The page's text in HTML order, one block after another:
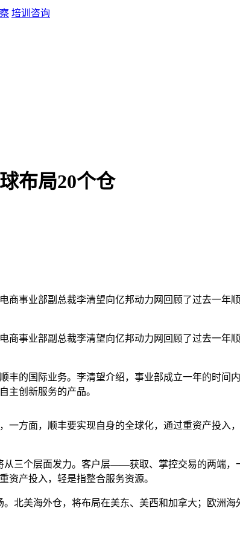
培训咨询
布局20个仓
商事业部副总裁李清望向亿邦动力网回顾了过去一年
商事业部副总裁李清望向亿邦动力网回顾了过去一年
丰的国际业务。李清望介绍，事业部成立一年的时
主创新服务的产品。
一方面，顺丰要实现自身的全球化，通过重资产投入
三个层面发力。客户层——获取、掌控交易的两端
资产投入，轻是指整合服务资源。
北美海外仓，将布局在美东、美西和加拿大；欧洲